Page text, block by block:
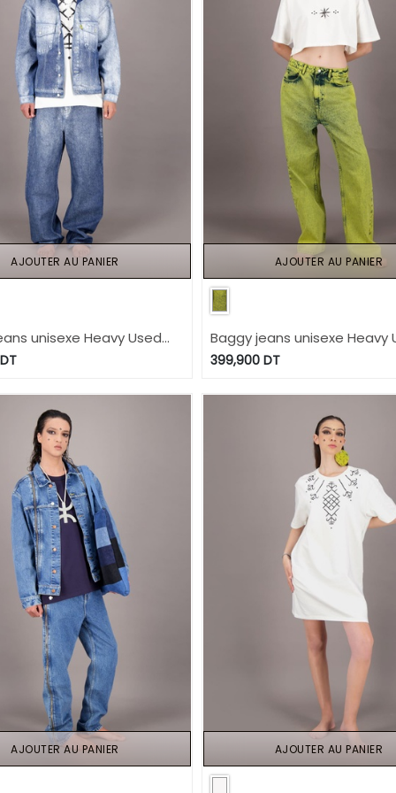
unisexe Heavy Used
FASHION WEEK 2024
AJOUTER AU PANIER
Baggy jeans unisexe Heavy
Effect - TUNIS FASHION WEEK
399,900DT
AJOUTER AU PANIER
AJOUTER AU PANIER AJOUTER AU PANIER